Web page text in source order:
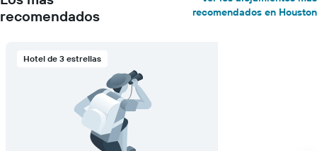
recomendados
recomendados en Houston
Hotel de 3 estrellas